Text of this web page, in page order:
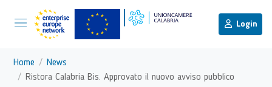
Vai ai contenuti
Login
torna al menu di scelta rapida
Menu di navigazione principale
Home
News
Ristora Calabria Bis. Approvato il nuovo avviso pubblico